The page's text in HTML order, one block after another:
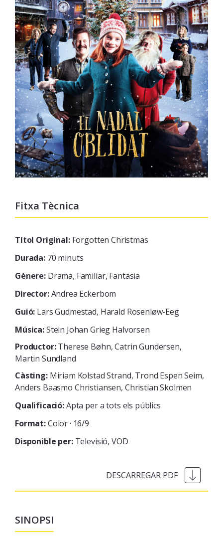
Fitxa Tècnica
Títol Original:Forgotten Christmas
Durada:70 minuts
Gènere:Drama, Familiar, Fantasia
Director:Andrea Eckerbom
Guió: Lars Gudmestad, Harald Rosenløw-Eeg
Música:Stein Johan Grieg Halvorsen
Productor:Therese Bøhn, Catrin Gundersen,
Martin Sundland
Càsting:Miriam Kolstad Strand, Trond Espen Seim,
Anders Baasmo Christiansen, Christian Skolmen
Qualificació:Apta per a tots els públics
Format:Color · 16/9
Disponible per: Televisió VOD
SINOPSI